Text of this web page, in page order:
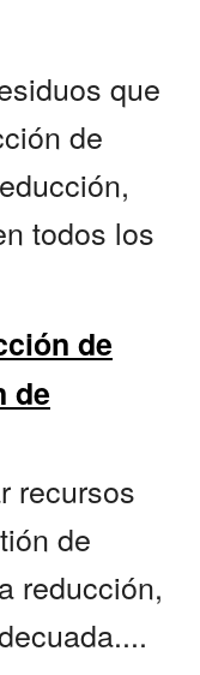
que
de
todos los
de
de
recursos
de
reducción,